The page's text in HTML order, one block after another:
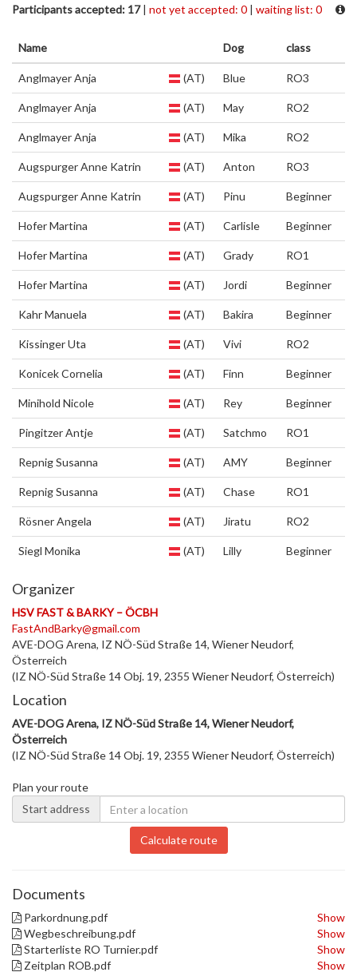
Participants accepted: 17| not yet accepted: 0 | waiting list: 0
Name Dog class
Anglmayer Anja (AT) Blue RO3
Anglmayer Anja (AT) May RO2
Anglmayer Anja (AT) Mika RO2
Augspurger Anne Katrin (AT) Anton RO3
Augspurger Anne Katrin (AT) Pinu Beginner
Hofer Martina (AT) Carlisle Beginner
Hofer Martina (AT) Grady RO1
Hofer Martina (AT) Jordi Beginner
Kahr Manuela (AT) Bakira Beginner
Kissinger Uta (AT) Vivi RO2
Konicek Cornelia (AT) Finn Beginner
Minihold Nicole (AT) Rey Beginner
Pingitzer Antje (AT) Satchmo RO1
Repnig Susanna (AT) AMY Beginner
Repnig Susanna (AT) Chase RO1
Rösner Angela (AT) Jiratu RO2
Siegl Monika (AT) Lilly Beginner
Organizer
HSV FAST & BARKY – ÖCBH
FastAndBarky@gmail.com
AVE-DOG Arena, IZ NÖ-Süd Straße 14, Wiener Neudorf,
Österreich
(IZ NÖ-Süd Straße 14 Obj. 19, 2355 Wiener Neudorf, Österreich)
Location
AVE-DOG Arena, IZ NÖ-Süd Straße 14, Wiener Neudorf,
Österreich
(IZ NÖ-Süd Straße 14 Obj. 19, 2355 Wiener Neudorf, Österreich)
Plan your route
Start address
Calculate route
Documents
Parkordnung.pdf
Show
Wegbeschreibung.pdf
Show
Starterliste RO Turnier.pdf
Show
Zeitplan ROB.pdf
Show